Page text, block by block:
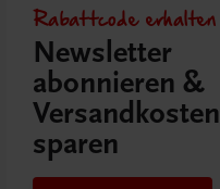
Rabattcode erhalten
Newsletter
abonnieren &
Versandkosten
sparen